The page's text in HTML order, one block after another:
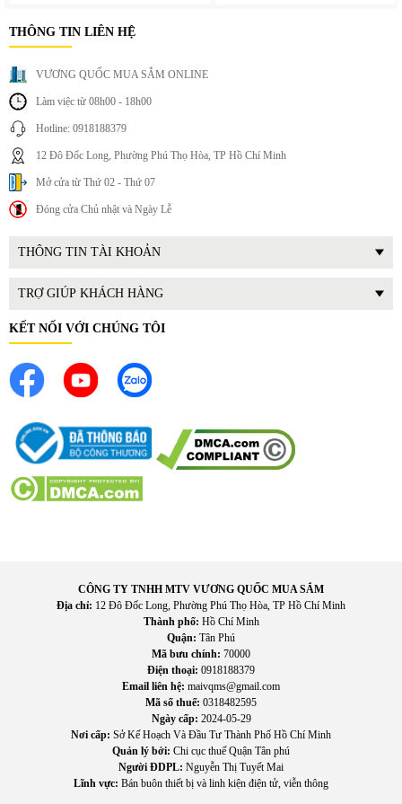
THÔNG TIN LIÊN HỆ
VƯƠNG QUỐC MUA SẮM ONLINE
Làm việc từ 08h00 - 18h00
Hotline: 0918188379
12 Đô Đốc Long, Phường Phú Thọ Hòa, TP Hồ Chí Minh
Mở cửa từ Thứ 02 - Thứ 07
Đóng cửa Chủ nhật và Ngày Lễ
THÔNG TIN TÀI KHOẢN
TRỢ GIÚP KHÁCH HÀNG
KẾT NỐI VỚI CHÚNG TÔI
CÔNG TY TNHH MTV VƯƠNG QUỐC MUA SẮM
Địa chỉ: 12 Đô Đốc Long, Phường Phú Thọ Hòa, TP Hồ Chí Minh
Thành phố: Hồ Chí Minh
Quận: Tân Phú
Mã bưu chính: 70000
Điện thoại: 0918188379
Email liên hệ: maivqms@gmail.com
Mã số thuế: 0318482595
Ngày cấp: 2024-05-29
Nơi cấp: Sở Kế Hoạch Và Đầu Tư Thành Phố Hồ Chí Minh
Quản lý bởi: Chi cục thuế Quận Tân phú
Người ĐDPL: Nguyễn Thị Tuyết Mai
Lĩnh vực: Bán buôn thiết bị và linh kiện điện tử, viễn thông